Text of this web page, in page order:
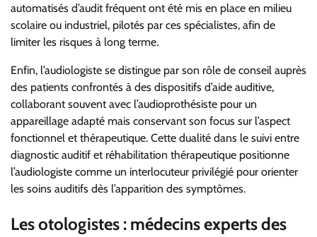
automatisés d’audit fréquent ont été mis en place en milieu
scolaire ou industriel, pilotés par ces spécialistes, afin de
limiter les risques à long terme.
Enfin, l’audiologiste se distingue par son rôle de conseil auprès
des patients confrontés à des dispositifs d’aide auditive,
collaborant souvent avec l’audioprothésiste pour un
appareillage adapté mais conservant son focus sur l’aspect
fonctionnel et thérapeutique. Cette dualité dans le suivi entre
diagnostic auditif et réhabilitation thérapeutique positionne
l’audiologiste comme un interlocuteur privilégié pour orienter
les soins auditifs dès l’apparition des symptômes.
Les otologistes : médecins experts des